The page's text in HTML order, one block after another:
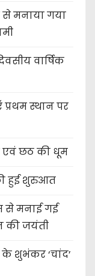
मनाया गया
वार्षिक
स्थान पर
एवं छठ की धूम
हुई शुरुआत
से मनाई गई
की जयंती
के शुभंकर ‘चांद’